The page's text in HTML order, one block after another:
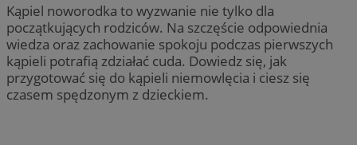
Kąpiel noworodka to wyzwanie nie tylko dla
początkujących rodziców. Na szczęście odpowiednia
wiedza oraz zachowanie spokoju podczas pierwszych
kąpieli potrafią zdziałać cuda. Dowiedz się, jak
przygotować się do kąpieli niemowlęcia i ciesz się
czasem spędzonym z dzieckiem.